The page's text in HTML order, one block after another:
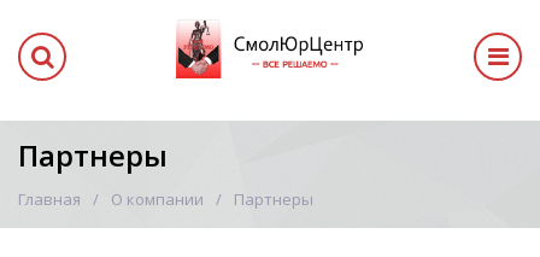
Партнеры
Главная О компании Партнеры